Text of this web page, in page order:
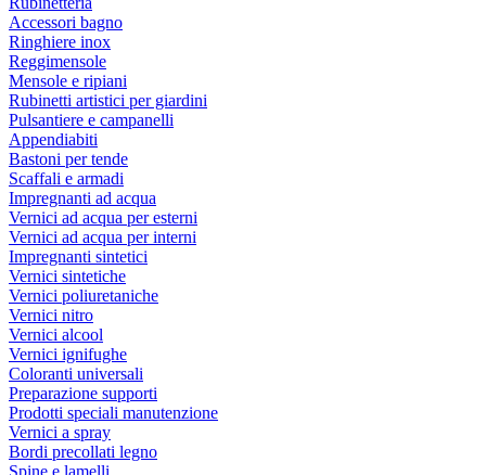
Accessori bagno
Ringhiere inox
Reggimensole
Mensole e ripiani
Rubinetti artistici per giardini
Pulsantiere e campanelli
Appendiabiti
Bastoni per tende
Scaffali e armadi
Impregnanti ad acqua
Vernici ad acqua per esterni
Vernici ad acqua per interni
Impregnanti sintetici
Vernici sintetiche
Vernici poliuretaniche
Vernici nitro
Vernici alcool
Vernici ignifughe
Coloranti universali
Preparazione supporti
Prodotti speciali manutenzione
Vernici a spray
Bordi precollati legno
Spine e lamelli